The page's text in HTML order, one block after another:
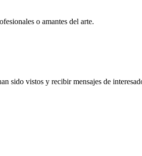
o amantes del arte.
sido vistos y recibir mensajes de